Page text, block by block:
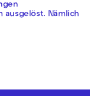
ausgelöst. Nämlich